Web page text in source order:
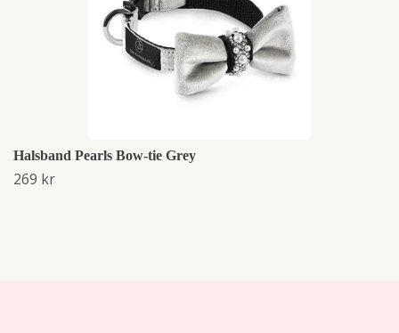
Halsband Pearls Bow-tie Grey
269 kr